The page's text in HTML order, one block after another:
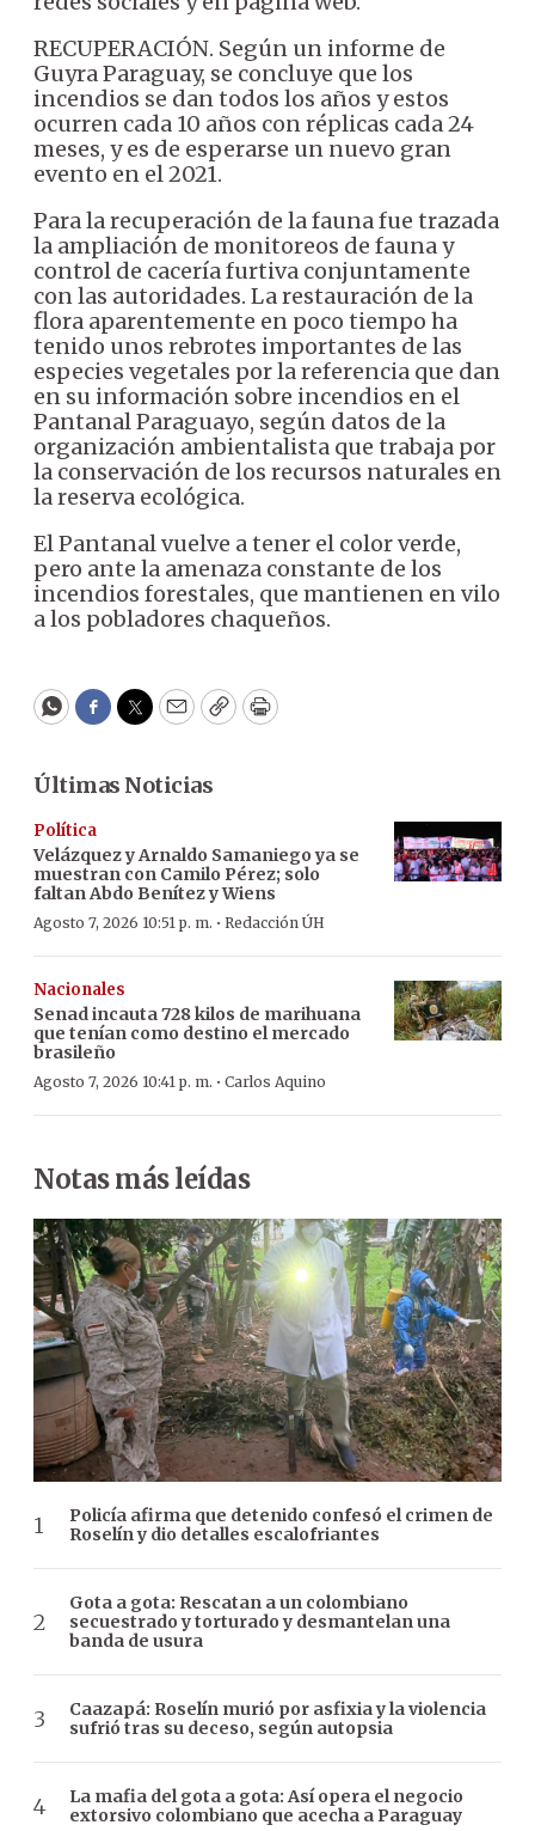
RECUPERACIÓN. Según un informe de
Guyra Paraguay, se concluye que los
incendios se dan todos los años y estos
ocurren cada 10 años con réplicas cada 24
meses, y es de esperarse un nuevo gran
evento en el 2021.
Para la recuperación de la fauna fue trazada
la ampliación de monitoreos de fauna y
control de cacería furtiva conjuntamente
con las autoridades. La restauración de la
flora aparentemente en poco tiempo ha
tenido unos rebrotes importantes de las
especies vegetales por la referencia que dan
en su información sobre incendios en el
Pantanal Paraguayo, según datos de la
organización ambientalista que trabaja por
la conservación de los recursos naturales en
la reserva ecológica.
El Pantanal vuelve a tener el color verde,
pero ante la amenaza constante de los
incendios forestales, que mantienen en vilo
a los pobladores chaqueños.
WhatsApp
Facebook
Twitter
EmailCopyPrint
Últimas Noticias
Política
Velázquez y Arnaldo Samaniego ya se
muestran con Camilo Pérez; solo
faltan Abdo Benítez y Wiens
Agosto 7, 2026 10:51 p. m. · Redacción ÚH
Nacionales
Senad incauta 728 kilos de marihuana
que tenían como destino el mercado
brasileño
Agosto 7, 2026 10:41 p. m. · Carlos Aquino
Notas más leídas
Policía afirma que detenido confesó el crimen de
Roselín y dio detalles escalofriantes
Gota a gota: Rescatan a un colombiano
secuestrado y torturado y desmantelan una
banda de usura
Caazapá: Roselín murió por asfixia y la violencia
sufrió tras su deceso, según autopsia
La mafia del gota a gota: Así opera el negocio
extorsivo colombiano que acecha a Paraguay